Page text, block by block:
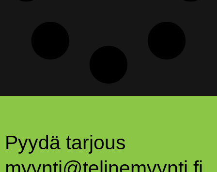
Pyydä tarjous